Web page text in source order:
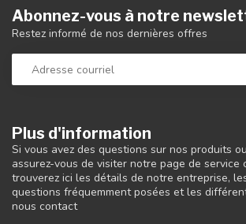
Plus d'information
Si vous avez des questions sur nos produits
assurez-vous de visiter notre page de service
trouverez ici les détails de notre entreprise,
questions fréquemment posées et les
nous contact
Abonnez-vous à notre
Restez informé de nos dernières offres